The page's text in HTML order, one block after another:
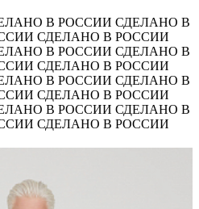
В РОССИИ СДЕЛАНО В
СДЕЛАНО В РОССИИ
В РОССИИ СДЕЛАНО В
СДЕЛАНО В РОССИИ
В РОССИИ СДЕЛАНО В
СДЕЛАНО В РОССИИ
В РОССИИ СДЕЛАНО В
СДЕЛАНО В РОССИИ